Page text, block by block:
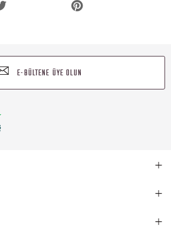
E-BÜLTENE ÜYE OLUN